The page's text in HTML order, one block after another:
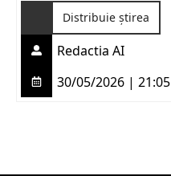
Distribuie știrea
Redactia AI
30/05/2026 | 21:05